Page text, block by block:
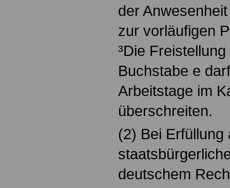
der
zur vorläufigen
³Die
Buchstabe e
Arbeitstage im
überschreiten.
(2) Bei Erfüllung
deutschem